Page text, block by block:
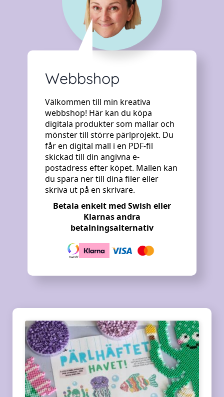
Webbshop
Välkommen till min kreativa
webbshop! Här kan du köpa
digitala produkter som mallar och
mönster till större pärlprojekt. Du
får en digital mall i en PDF-fil
skickad till din angivna e-
postadress efter köpet. Mallen kan
du spara ner till dina filer eller
skriva ut på en skrivare.
Betala enkelt med Swish eller
Klarnas andra
betalningsalternativ